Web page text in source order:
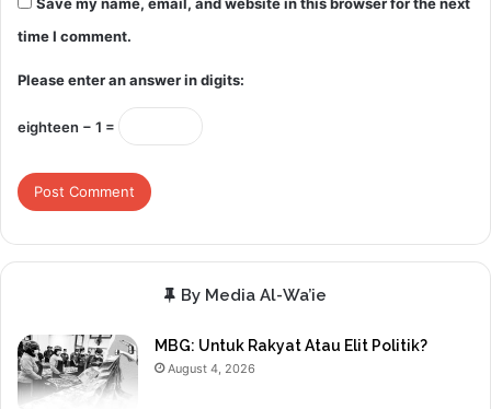
time I comment.
Please enter an answer in digits:
eighteen − 1 =
By Media Al-Wa’ie
MBG: Untuk Rakyat Atau Elit Politik?
August 4, 2026